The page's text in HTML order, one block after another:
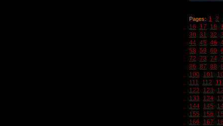
Pages: 1 2
16
17 18
30 31 32
44 45 46
58 59 60
72 73 74
86 87 88
100 101
111
112
122
123
133
134
144 145
155
156
166
167